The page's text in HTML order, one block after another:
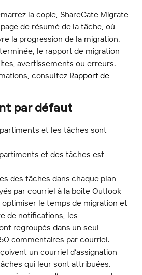
la copie, ShareGate Migrate
de résumé de la tâche, où
la progression de la migration.
le rapport de migration
avertissements ou erreurs.
consultez Rapport de
par défaut
et les tâches sont
et des tâches est
des tâches dans chaque plan
par courriel à la boîte Outlook
optimiser le temps de migration et
de notifications, les
regroupés dans un seul
commentaires par courriel.
un courriel d’assignation
qui leur sont attribuées.